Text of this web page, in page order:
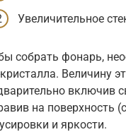
Увеличительное
собрать фонарь,
Величину
включив
на поверхность
и яркости.